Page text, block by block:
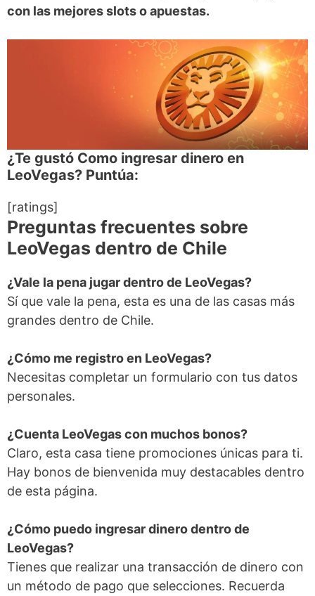
con las mejores slots o apuestas.
¿Te gustó Como ingresar dinero en
LeoVegas? Puntúa:
[ratings]
Preguntas frecuentes sobre
LeoVegas dentro de Chile
¿Vale la pena jugar dentro de LeoVegas?
Sí que vale la pena, esta es una de las casas más
grandes dentro de Chile.
¿Cómo me registro en LeoVegas?
Necesitas completar un formulario con tus datos
personales.
¿Cuenta LeoVegas con muchos bonos?
Claro, esta casa tiene promociones únicas para ti.
Hay bonos de bienvenida muy destacables dentro
de esta página.
¿Cómo puedo ingresar dinero dentro de
LeoVegas?
Tienes que realizar una transacción de dinero con
un método de pago que selecciones. Recuerda